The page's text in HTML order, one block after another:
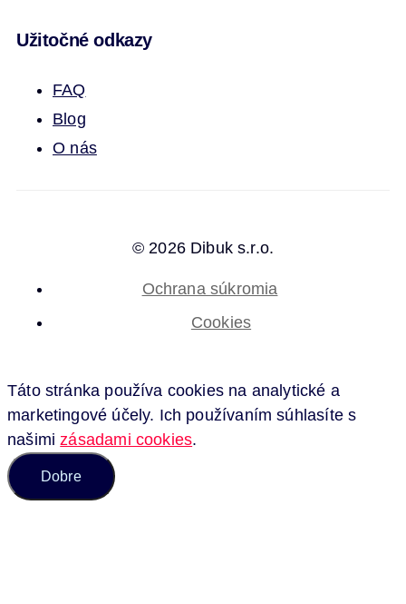
Užitočné odkazy
FAQ
Blog
O nás
© 2026 Dibuk s.r.o.
Ochrana súkromia
Cookies
Táto stránka používa cookies na analytické a
marketingové účely. Ich používaním súhlasíte s
našimizásadami cookies.
Dobre